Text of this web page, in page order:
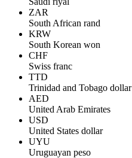
ZAR
South African rand
KRW
South Korean won
CHF
Swiss franc
TTD
Trinidad and Tobago dollar
AED
United Arab Emirates
USD
United States dollar
UYU
Uruguayan peso